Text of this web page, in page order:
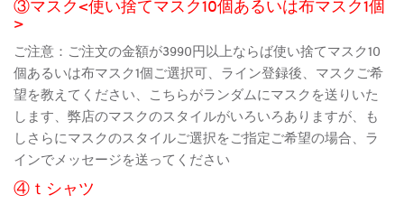
③マスク<使い捨てマスク10個あるいは布マスク1個
>
ご注意：ご注文の金額が3990円以上ならば使い捨てマスク10
個あるいは布マスク1個ご選択可、ライン登録後、マスクご希
望を教えてください、こちらがランダムにマスクを送りいた
します、弊店のマスクのスタイルがいろいろありますが、も
しさらにマスクのスタイルご選択をご指定ご希望の場合、ラ
インでメッセージを送ってください
④ｔシャツ